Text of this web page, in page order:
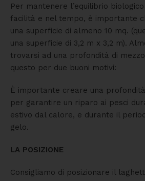
Per mantenere l’equilibrio
facilità e nel tempo, è importante
una superficie di almeno 10 mq.
una superficie di 3,2 m x 3,2 m).
trovarsi ad una profondità di
questo per due buoni motivi:
È importante creare una
per garantire un riparo ai pesci
estivo dal calore, e durante il
gelo.
LA POSIZIONE
Consigliamo di posizionare il